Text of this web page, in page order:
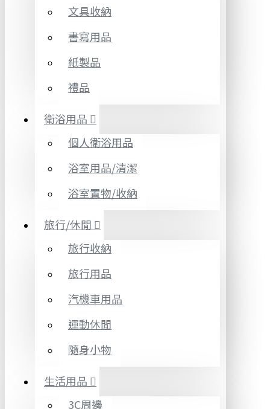
文具收納
書寫用品
紙製品
禮品
衛浴用品
個人衛浴用品
浴室用品/清潔
浴室置物/收納
旅行/休閒
旅行收納
旅行用品
汽機車用品
運動休閒
隨身小物
生活用品
3C周邊